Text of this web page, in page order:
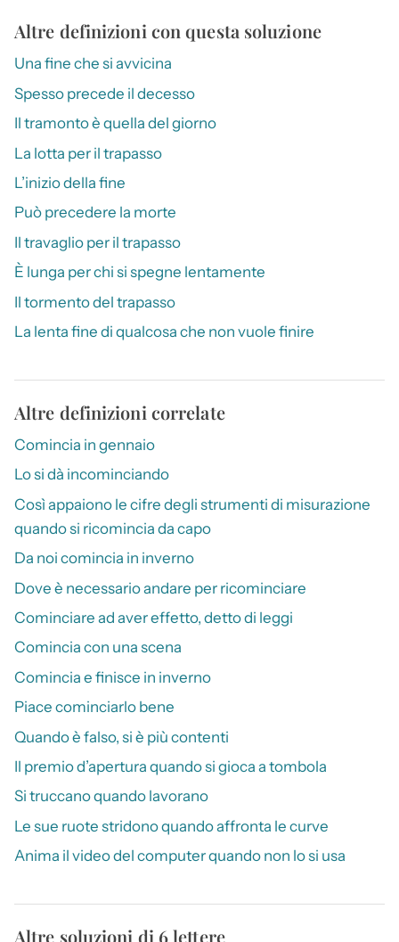
Altre definizioni con questa soluzione
Una fine che si avvicina
Spesso precede il decesso
Il tramonto è quella del giorno
La lotta per il trapasso
L’inizio della fine
Può precedere la morte
Il travaglio per il trapasso
È lunga per chi si spegne lentamente
Il tormento del trapasso
La lenta fine di qualcosa che non vuole finire
Altre definizioni correlate
Comincia in gennaio
Lo si dà incominciando
Così appaiono le cifre degli strumenti di misurazione
quando si ricomincia da capo
Da noi comincia in inverno
Dove è necessario andare per ricominciare
Cominciare ad aver effetto, detto di leggi
Comincia con una scena
Comincia e finisce in inverno
Piace cominciarlo bene
Quando è falso, si è più contenti
Il premio d’apertura quando si gioca a tombola
Si truccano quando lavorano
Le sue ruote stridono quando affronta le curve
Anima il video del computer quando non lo si usa
Altre soluzioni di 6 lettere